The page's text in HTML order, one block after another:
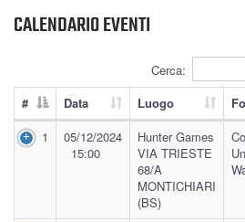
CALENDARIO EVENTI
Cerca:
#
Data Luogo
1
05/12/2024
15:00
Hunter Games
VIA TRIESTE
68/A
MONTICHIARI
(BS)